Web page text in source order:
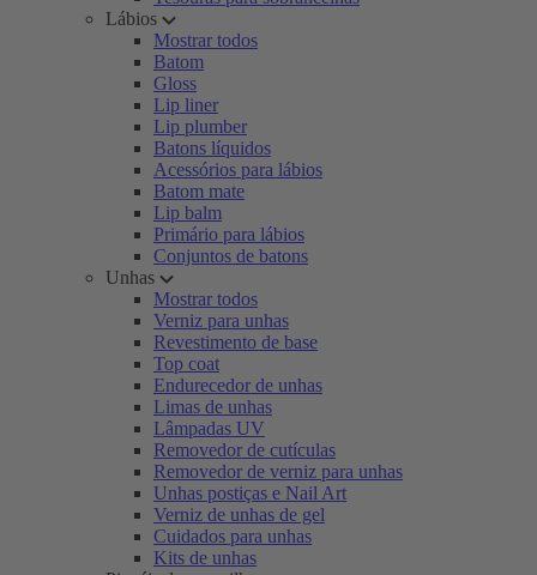
Lábios
Mostrar todos
Batom
Gloss
Lip liner
Lip plumber
Batons líquidos
Acessórios para lábios
Batom mate
Lip balm
Primário para lábios
Conjuntos de batons
Unhas
Mostrar todos
Verniz para unhas
Revestimento de base
Top coat
Endurecedor de unhas
Limas de unhas
Lâmpadas UV
Removedor de cutículas
Removedor de verniz para unhas
Unhas postiças e Nail Art
Verniz de unhas de gel
Cuidados para unhas
Kits de unhas